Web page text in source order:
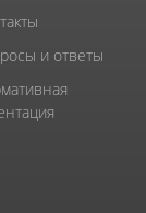
и ответы